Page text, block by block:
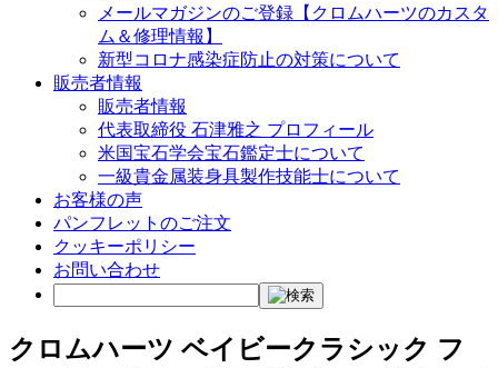
メールマガジンのご登録【クロムハーツのカスタ
ム＆修理情報】
新型コロナ感染症防止の対策について
販売者情報
販売者情報
代表取締役 石津雅之 プロフィール
米国宝石学会宝石鑑定士について
一級貴金属装身具製作技能士について
お客様の声
パンフレットのご注文
クッキーポリシー
お問い合わせ
クロムハーツ ベイビークラシック フ